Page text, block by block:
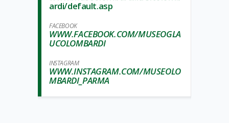
ardi/default.asp
FACEBOOK
WWW.FACEBOOK.COM/MUSEOGLA
UCOLOMBARDI
INSTAGRAM
WWW.INSTAGRAM.COM/MUSEOLO
MBARDI_PARMA